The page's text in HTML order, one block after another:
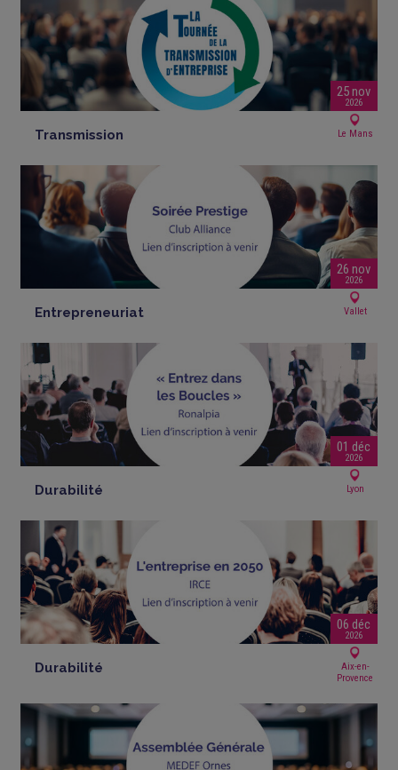
25 nov
2026
Transmission Le Mans
26 nov
2026
Entrepreneuriat Vallet
01 déc
2026
Durabilité Lyon
06 déc
2026
Durabilité
Aix-en-
Provence